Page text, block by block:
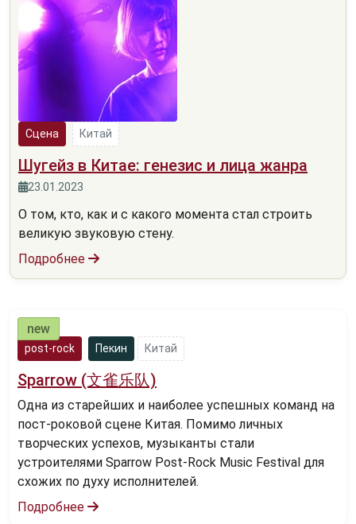
Сцена Китай
Шугейз в Китае: генезис и лица жанра
23.01.2023
О том, кто, как и с какого момента стал строить
великую звуковую стену.
Подробнее
post-rock Пекин Китай
Sparrow (文雀乐队)
Одна из старейших и наиболее успешных команд на
пост-роковой сцене Китая. Помимо личных
творческих успехов, музыканты стали
устроителями Sparrow Post-Rock Music Festival для
схожих по духу исполнителей.
Подробнее